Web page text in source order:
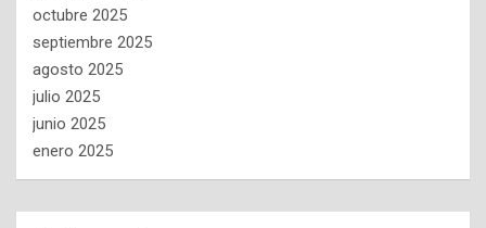
octubre 2025
septiembre 2025
agosto 2025
julio 2025
junio 2025
enero 2025